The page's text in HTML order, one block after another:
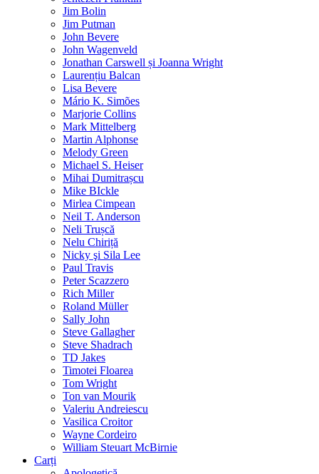
Jim Bolin
Jim Putman
John Bevere
John Wagenveld
Jonathan Carswell și Joanna Wright
Laurențiu Balcan
Lisa Bevere
Mário K. Simões
Marjorie Collins
Mark Mittelberg
Martin Alphonse
Melody Green
Michael S. Heiser
Mihai Dumitrașcu
Mike BIckle
Mirlea Cimpean
Neil T. Anderson
Neli Trușcă
Nelu Chiriță
Nicky şi Sila Lee
Paul Travis
Peter Scazzero
Rich Miller
Roland Müller
Sally John
Steve Gallagher
Steve Shadrach
TD Jakes
Timotei Floarea
Tom Wright
Ton van Mourik
Valeriu Andreiescu
Vasilica Croitor
Wayne Cordeiro
William Steuart McBirnie
Carți